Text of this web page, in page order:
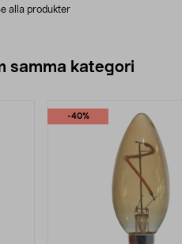
alla produkter
samma kategori
-40%